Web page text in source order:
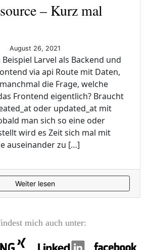
– Kurz mal
August 26, 2021
Larvel als Backend und
via api Route mit Daten,
die Frage, welche
Frontend eigentlich? Braucht
oder updated_at mit
man sich so eine oder
wird es Zeit sich mal mit
auseinander zu […]
Weiter lesen
mich auch unter: